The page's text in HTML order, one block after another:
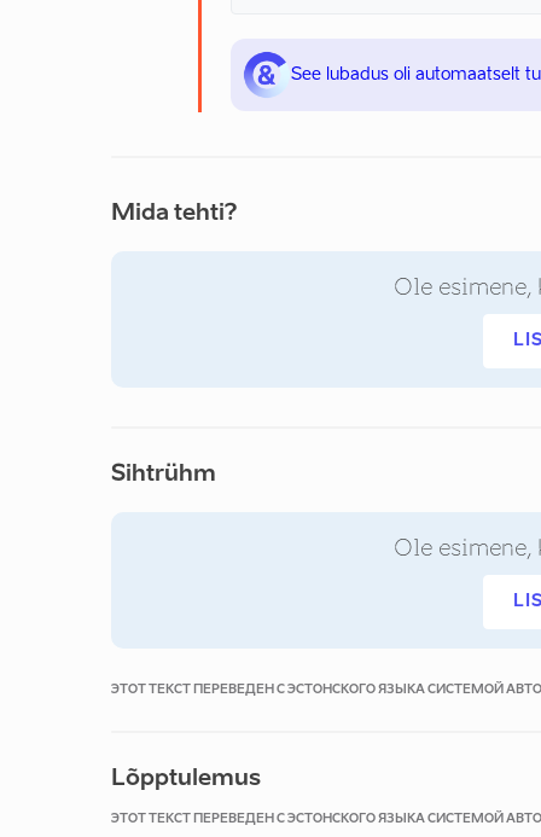
See lubadus oli automaatselt
Mida tehti?
Ole esimene,
Sihtrühm
Ole esimene,
ЭТОТ ТЕКСТ ПЕРЕВЕДЕН С ЭСТОНСКОГО ЯЗЫКА СИСТЕМОЙ
Lõpptulemus
ЭТОТ ТЕКСТ ПЕРЕВЕДЕН С ЭСТОНСКОГО ЯЗЫКА СИСТЕМОЙ